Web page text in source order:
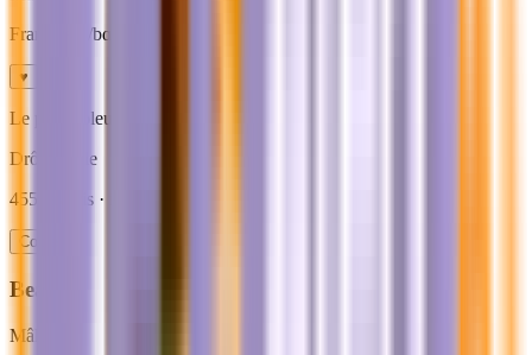
Francais
· /bɑ̃.di/
♥
Le petit voleur de chaussettes du foyer.
Drôle
Facile
455
favoris · ideal
Copier
Bear
Mâle